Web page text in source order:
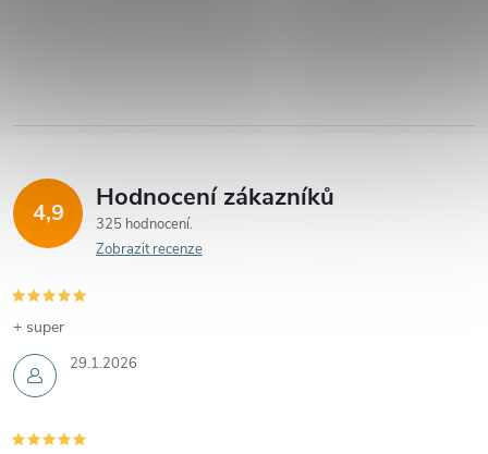
4,9 Hodnocení zákazníků
325 hodnocení
Zobrazit recenze
29.1.2026
+ super